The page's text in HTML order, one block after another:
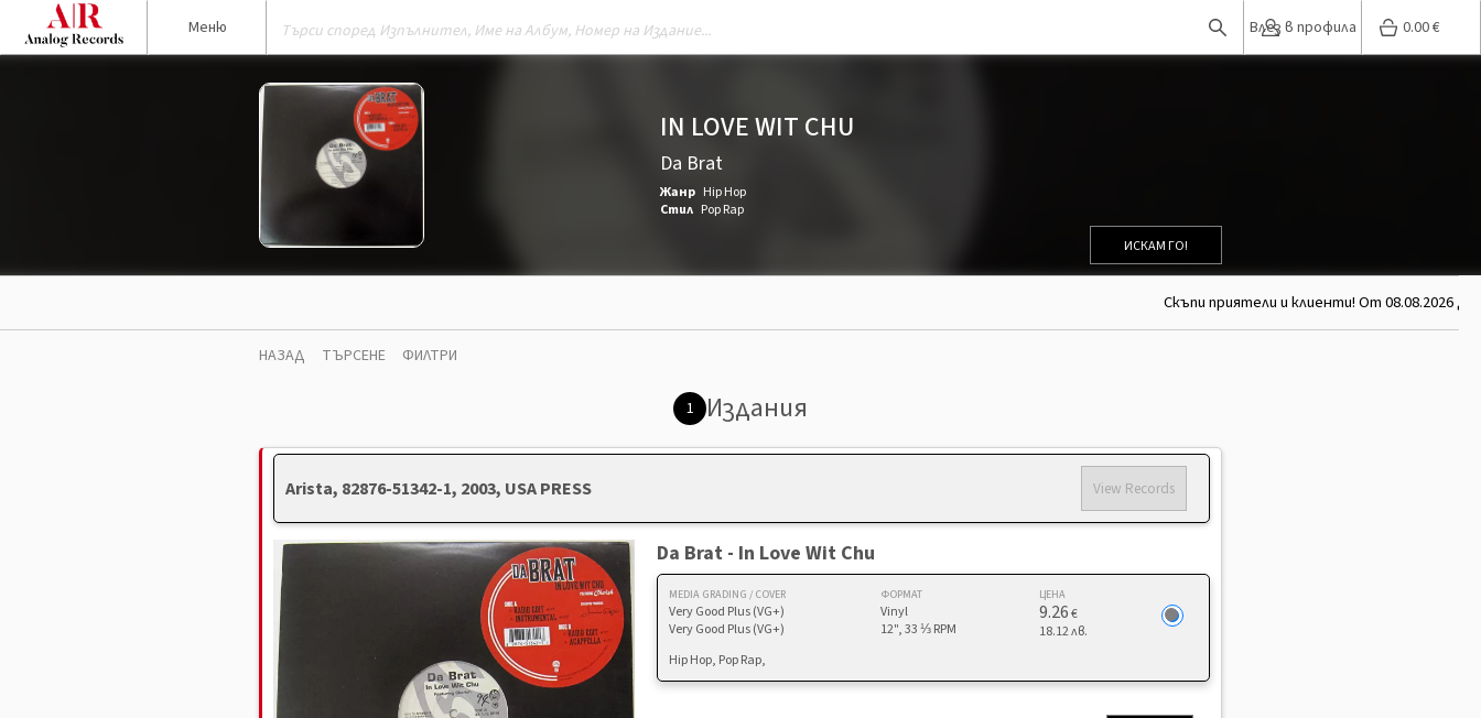
Меню Влез в профила 0.00€
IN LOVE WIT CHU
Da Brat
Жанр Hip Hop
Стил Pop Rap
ИСКАМ ГО!
Скъпи приятели и клиенти! От 08.08.2026
НАЗАД ТЪРСЕНЕ ФИЛТРИ
1 Издания
Arista, 82876-51342-1, 2003, USA PRESS View Records
Da Brat - In Love Wit Chu
MEDIA GRADING / COVER
Very Good Plus (VG+)
Very Good Plus (VG+)
ФОРМАТ
Vinyl
12", 33 ⅓ RPM
ЦЕНА
9.26€
18.12 лв.
Hip Hop, Pop Rap,